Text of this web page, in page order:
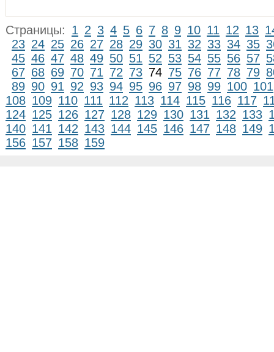
Страницы: 1 2 3 4 5 6 7 8 9 10 11 12 13
23 24 25 26 27 28 29 30 31 32 33 34 35
45 46 47 48 49 50 51 52 53 54 55 56 57
67 68 69 70 71 72 73 74 75 76 77 78 79
89 90 91 92 93 94 95 96 97 98 99 100 101
108 109 110 111 112 113 114 115 116 117
124 125 126 127 128 129 130 131 132 133
140 141 142 143 144 145 146 147 148 149
156 157 158 159